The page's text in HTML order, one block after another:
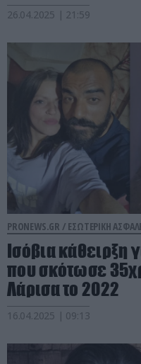
26.04.2025 | 21:59
PRONEWS.GR / ΕΣΩΤΕΡΙΚΗ
Ισόβια κάθειρξη
που σκότωσε
Λάρισα το 2022
16.04.2025 | 09:13